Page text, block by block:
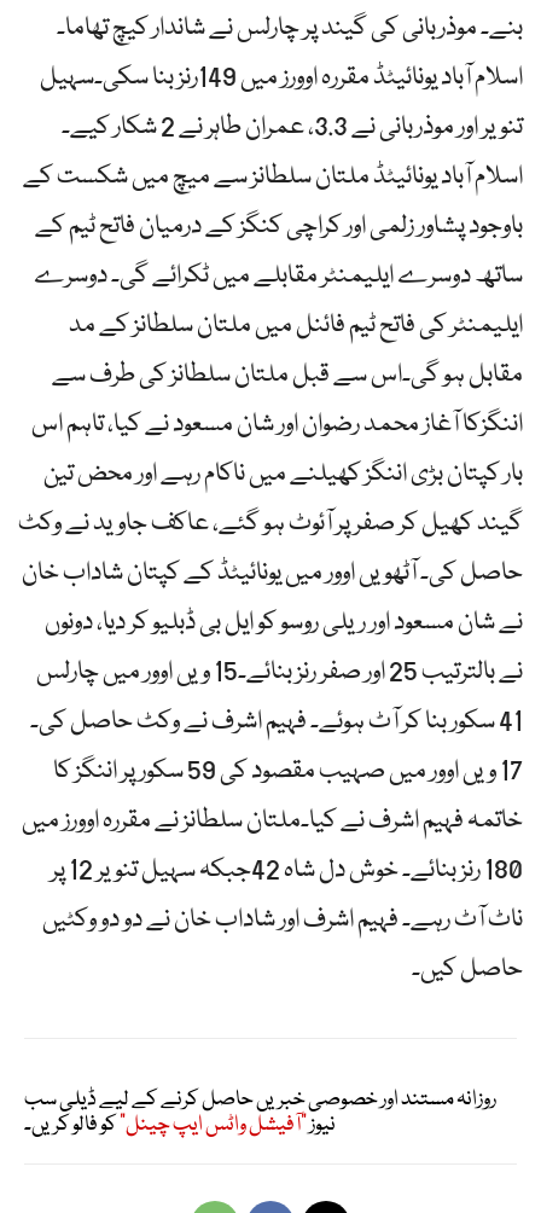
بنے۔ موذربانی کی گیند پر چارلس نے شاندار کیچ تھاما۔
اسلام آباد یونائیٹڈ مقررہ اوورز میں 149رنز بنا سکی۔سہیل
تنویر اور موذربانی نے 3.3، عمران طاہر نے 2 شکار کیے۔
اسلام آباد یونائیٹڈ ملتان سلطانز سے میچ میں شکست کے
باوجود پشاور زلمی اور کراچی کنگز کے درمیان فاتح ٹیم کے
ساتھ دوسرے ایلیمنٹر مقابلے میں ٹکرائے گی۔ دوسرے
ایلیمنٹر کی فاتح ٹیم فائنل میں ملتان سلطانز کے مد
مقابل ہو گی۔اس سے قبل ملتان سلطانز کی طرف سے
اننگزکا آغاز محمد رضوان اور شان مسعود نے کیا، تاہم اس
بار کپتان بڑی اننگز کھیلنے میں ناکام رہے اور محض تین
گیند کھیل کر صفر پر آئوٹ ہو گئے، عاکف جاوید نے وکٹ
حاصل کی۔ آٹھویں اوور میں یونائیٹڈ کے کپتان شاداب خان
نے شان مسعود اور ریلی روسو کو ایل بی ڈبلیو کر دیا، دونوں
نے بالترتیب 25 اور صفر رنز بنائے۔15 ویں اوور میں چارلس
41 سکور بنا کر آٹ ہوئے۔ فہیم اشرف نے وکٹ حاصل کی۔
17 ویں اوور میں صہیب مقصود کی 59 سکور پر اننگز کا
خاتمہ فہیم اشرف نے کیا۔ملتان سلطانز نے مقررہ اوورز میں
180 رنز بنائے۔ خوش دل شاہ 42جبکہ سہیل تنویر 12 پر
ناٹ آٹ رہے۔ فہیم اشرف اور شاداب خان نے دو دو وکٹیں
حاصل کیں۔
روزانہ مستند اور خصوصی خبریں حاصل کرنے کے لیے ڈیلی سب
نیوز"آفیشل واٹس ایپ چینل"کو فالو کریں۔